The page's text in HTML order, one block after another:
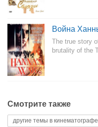
Война
The true story
brutality of the
Смотрите также
другие темы в кинематографе